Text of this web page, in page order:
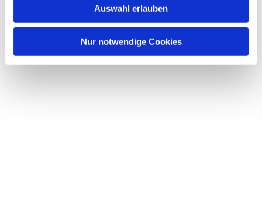
Auswahl erlauben
Nur notwendige Cookies